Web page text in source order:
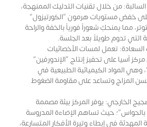
من خلال تقنيات التدليك الممنهجة،
خفض مستويات هرمون “الكورتيزول”
مما يمنحكِ شعوراً فورياً بالخفة والراحة
التي تدوم طويلاً بعد الجلسة.
تعمل لمسات الأخصائيات
آسيا على تحفيز إنتاج “الإندورفين”
وهي المواد الكيميائية الطبيعية في
المزاج وتساعد على مقاومة الضغوط
الخارجي: يوفر المركز بيئة مصممة
حيث تساهم الإضاءة المدروسة
المهدئة في إبطاء وتيرة الأفكار المتسارعة،